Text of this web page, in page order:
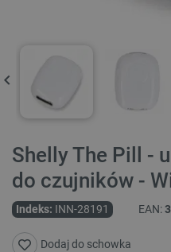
Shelly The Pill -
do czujników -
Indeks: INN-28191 EAN:
Dodaj do schowka